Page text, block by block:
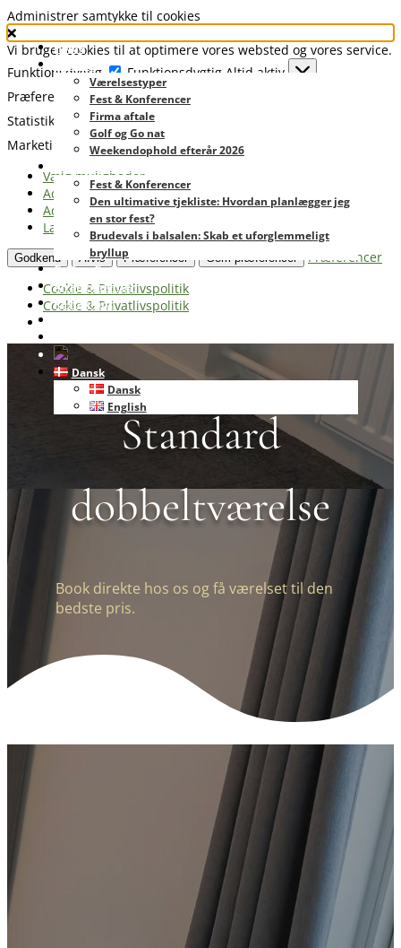
Administrer samtykke til cookies
Vi bruger cookies til at optimere vores websted og vores service.
Funktionsdygtig
Funktionsdygtig Altid aktiv
Præferencer
Præferencer
Statistikker
Statistikker
Marketing
Marketing
Vælg muligheder
Administrer tjenester
Administrer {vendor_count} leverandører
Læs mere om disse formål
Godkend Afvis Præferencer Gem præferencer
Præferencer
Cookie & Privatlivspolitik
Cookie & Privatlivspolitik
Home
Booking
Værelsestyper
Fest & Konferencer
Firma aftale
Golf og Go nat
Weekendophold efterår 2026
Fest & Konferencer
Den ultimative tjekliste: Hvordan planlægger jeg
en stor fest?
Brudevals i balsalen: Skab et uforglemmeligt
bryllup
Golf og Go nat
Arrangementer
Restaurant
Dansk
Dansk
English
Standard
dobbeltværelse
Book direkte hos os og få værelset til den
bedste pris.